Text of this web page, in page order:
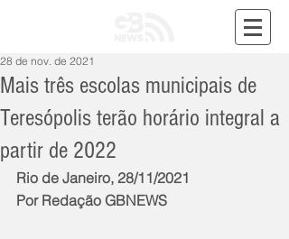
Mais três escolas municipais de
Teresópolis terão horário integral a
partir de 2022
28 de nov. de 2021
Rio de Janeiro, 28/11/2021
Por Redação GBNEWS